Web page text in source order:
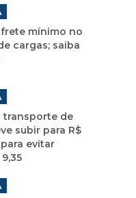
mínimo no
cargas; saiba
transporte de
subir para R$
evitar